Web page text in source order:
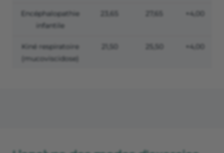
Encéphalopathie
infantile
23,65 27,65 +4,00
Kiné respiratoire
(mucoviscidose)
21,50 25,50 +4,00